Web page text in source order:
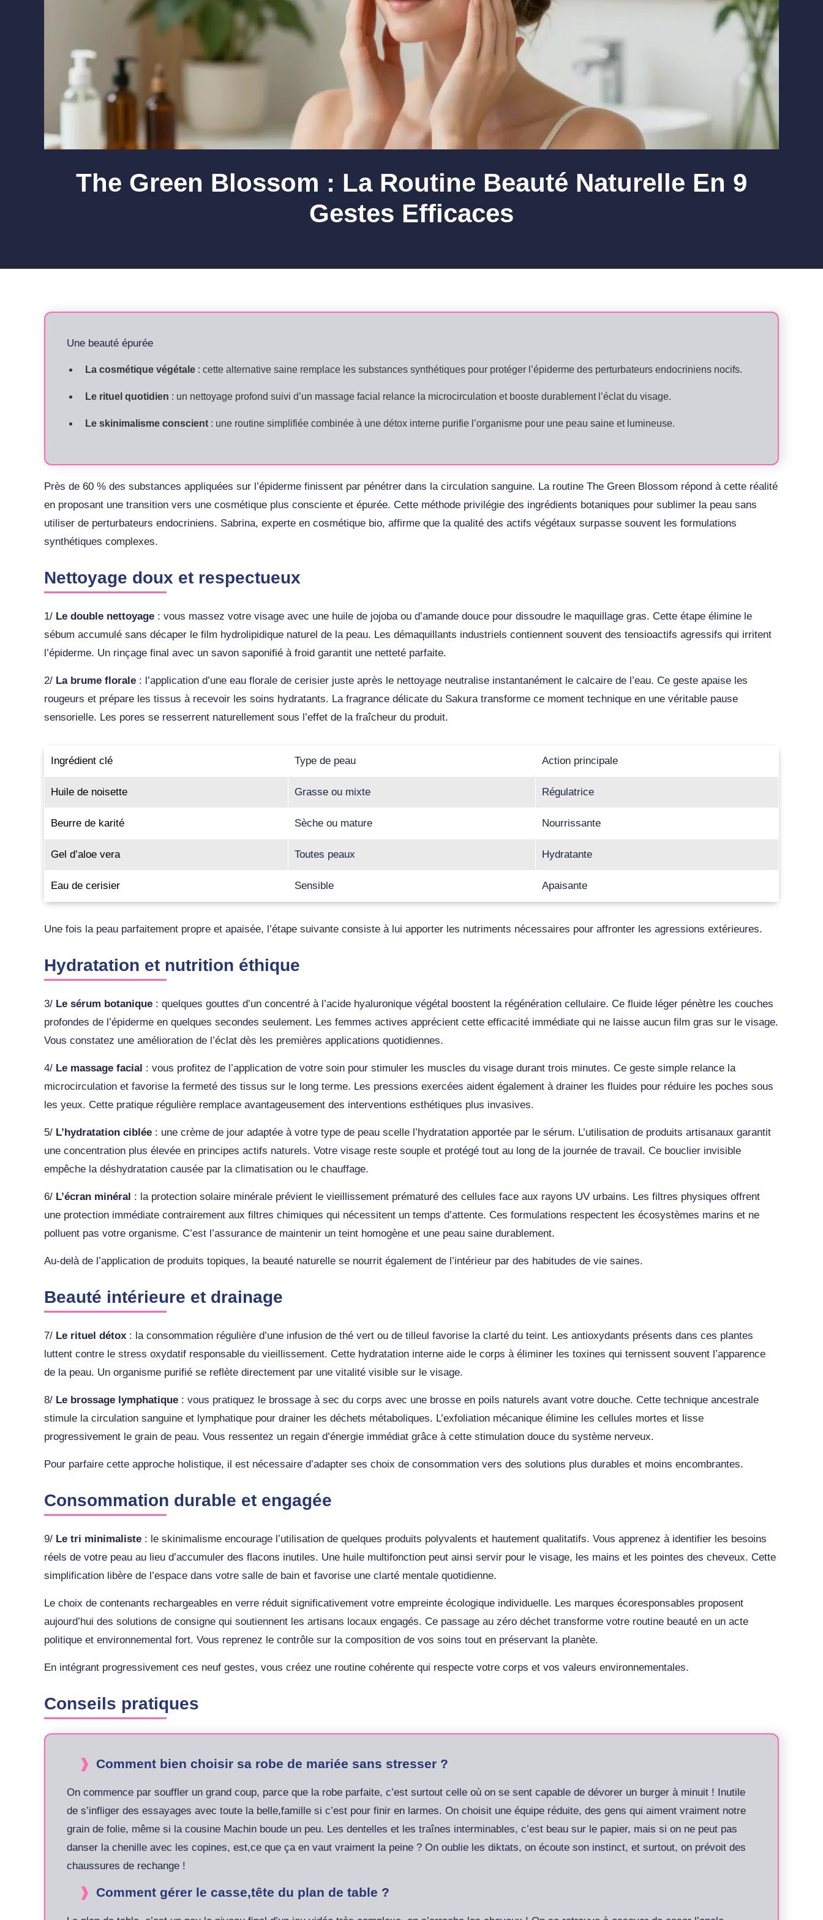
The Green Blossom : La Routine Beauté Naturelle En 9
Gestes Efficaces
Une beauté épurée
La cosmétique végétale : cette alternative saine remplace les substances synthétiques pour protéger l’épiderme des perturbateurs endocriniens nocifs.
Le rituel quotidien : un nettoyage profond suivi d’un massage facial relance la microcirculation et booste durablement l’éclat du visage.
Le skinimalisme conscient : une routine simplifiée combinée à une détox interne purifie l’organisme pour une peau saine et lumineuse.
Près de 60 % des substances appliquées sur l’épiderme finissent par pénétrer dans la circulation sanguine. La routine The Green Blossom répond à cette réalité
en proposant une transition vers une cosmétique plus consciente et épurée. Cette méthode privilégie des ingrédients botaniques pour sublimer la peau sans
utiliser de perturbateurs endocriniens. Sabrina, experte en cosmétique bio, affirme que la qualité des actifs végétaux surpasse souvent les formulations
synthétiques complexes.
Nettoyage doux et respectueux
1/ Le double nettoyage : vous massez votre visage avec une huile de jojoba ou d’amande douce pour dissoudre le maquillage gras. Cette étape élimine le
sébum accumulé sans décaper le film hydrolipidique naturel de la peau. Les démaquillants industriels contiennent souvent des tensioactifs agressifs qui irritent
l’épiderme. Un rinçage final avec un savon saponifié à froid garantit une netteté parfaite.
2/ La brume florale : l’application d’une eau florale de cerisier juste après le nettoyage neutralise instantanément le calcaire de l’eau. Ce geste apaise les
rougeurs et prépare les tissus à recevoir les soins hydratants. La fragrance délicate du Sakura transforme ce moment technique en une véritable pause
sensorielle. Les pores se resserrent naturellement sous l’effet de la fraîcheur du produit.
Ingrédient clé Type de peau Action principale
Huile de noisette Grasse ou mixte Régulatrice
Beurre de karité Sèche ou mature Nourrissante
Gel d’aloe vera Toutes peaux Hydratante
Eau de cerisier Sensible Apaisante
Une fois la peau parfaitement propre et apaisée, l’étape suivante consiste à lui apporter les nutriments nécessaires pour affronter les agressions extérieures.
Hydratation et nutrition éthique
3/ Le sérum botanique : quelques gouttes d’un concentré à l’acide hyaluronique végétal boostent la régénération cellulaire. Ce fluide léger pénètre les couches
profondes de l’épiderme en quelques secondes seulement. Les femmes actives apprécient cette efficacité immédiate qui ne laisse aucun film gras sur le visage.
Vous constatez une amélioration de l’éclat dès les premières applications quotidiennes.
4/ Le massage facial : vous profitez de l’application de votre soin pour stimuler les muscles du visage durant trois minutes. Ce geste simple relance la
microcirculation et favorise la fermeté des tissus sur le long terme. Les pressions exercées aident également à drainer les fluides pour réduire les poches sous
les yeux. Cette pratique régulière remplace avantageusement des interventions esthétiques plus invasives.
5/ L’hydratation ciblée : une crème de jour adaptée à votre type de peau scelle l’hydratation apportée par le sérum. L’utilisation de produits artisanaux garantit
une concentration plus élevée en principes actifs naturels. Votre visage reste souple et protégé tout au long de la journée de travail. Ce bouclier invisible
empêche la déshydratation causée par la climatisation ou le chauffage.
6/ L’écran minéral : la protection solaire minérale prévient le vieillissement prématuré des cellules face aux rayons UV urbains. Les filtres physiques offrent
une protection immédiate contrairement aux filtres chimiques qui nécessitent un temps d’attente. Ces formulations respectent les écosystèmes marins et ne
polluent pas votre organisme. C’est l’assurance de maintenir un teint homogène et une peau saine durablement.
Au-delà de l’application de produits topiques, la beauté naturelle se nourrit également de l’intérieur par des habitudes de vie saines.
Beauté intérieure et drainage
7/ Le rituel détox : la consommation régulière d’une infusion de thé vert ou de tilleul favorise la clarté du teint. Les antioxydants présents dans ces plantes
luttent contre le stress oxydatif responsable du vieillissement. Cette hydratation interne aide le corps à éliminer les toxines qui ternissent souvent l’apparence
de la peau. Un organisme purifié se reflète directement par une vitalité visible sur le visage.
8/ Le brossage lymphatique : vous pratiquez le brossage à sec du corps avec une brosse en poils naturels avant votre douche. Cette technique ancestrale
stimule la circulation sanguine et lymphatique pour drainer les déchets métaboliques. L’exfoliation mécanique élimine les cellules mortes et lisse
progressivement le grain de peau. Vous ressentez un regain d’énergie immédiat grâce à cette stimulation douce du système nerveux.
Pour parfaire cette approche holistique, il est nécessaire d’adapter ses choix de consommation vers des solutions plus durables et moins encombrantes.
Consommation durable et engagée
9/ Le tri minimaliste : le skinimalisme encourage l’utilisation de quelques produits polyvalents et hautement qualitatifs. Vous apprenez à identifier les besoins
réels de votre peau au lieu d’accumuler des flacons inutiles. Une huile multifonction peut ainsi servir pour le visage, les mains et les pointes des cheveux. Cette
simplification libère de l’espace dans votre salle de bain et favorise une clarté mentale quotidienne.
Le choix de contenants rechargeables en verre réduit significativement votre empreinte écologique individuelle. Les marques écoresponsables proposent
aujourd’hui des solutions de consigne qui soutiennent les artisans locaux engagés. Ce passage au zéro déchet transforme votre routine beauté en un acte
politique et environnemental fort. Vous reprenez le contrôle sur la composition de vos soins tout en préservant la planète.
En intégrant progressivement ces neuf gestes, vous créez une routine cohérente qui respecte votre corps et vos valeurs environnementales.
Conseils pratiques
Comment bien choisir sa robe de mariée sans stresser ?
On commence par souffler un grand coup, parce que la robe parfaite, c’est surtout celle où on se sent capable de dévorer un burger à minuit ! Inutile
de s’infliger des essayages avec toute la belle,famille si c’est pour finir en larmes. On choisit une équipe réduite, des gens qui aiment vraiment notre
grain de folie, même si la cousine Machin boude un peu. Les dentelles et les traînes interminables, c’est beau sur le papier, mais si on ne peut pas
danser la chenille avec les copines, est,ce que ça en vaut vraiment la peine ? On oublie les diktats, on écoute son instinct, et surtout, on prévoit des
chaussures de rechange !
Comment gérer le casse,tête du plan de table ?